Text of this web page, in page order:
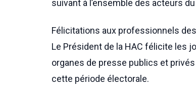
suivant à l’ensemble des acteurs
Félicitations aux professionnels
Le Président de la HAC félicite les
organes de presse publics et
cette période électorale.